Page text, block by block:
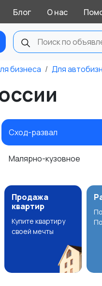
Блог О нас
бизнеса Для
Сход-развал
Малярно-кузовное
Продажа
квартир
Купите квартиру
своей мечты